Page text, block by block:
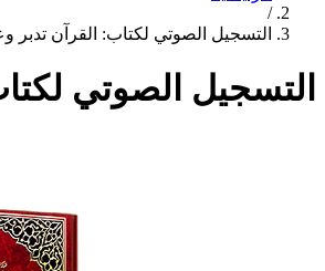
/
التسجيل الصوتي لكتاب: القرآن تدبر
التسجيل الصوتي